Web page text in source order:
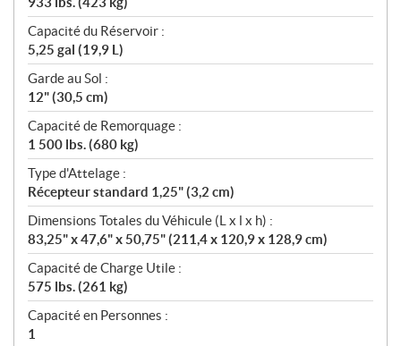
Capacité du Réservoir :
5,25 gal (19,9 L)
Garde au Sol :
12" (30,5 cm)
Capacité de Remorquage :
1 500 lbs. (680 kg)
Type d'Attelage :
Récepteur standard 1,25" (3,2 cm)
Dimensions Totales du Véhicule (L x l x h) :
83,25" x 47,6" x 50,75" (211,4 x 120,9 x 128,9 cm)
Capacité de Charge Utile :
575 lbs. (261 kg)
Capacité en Personnes :
1